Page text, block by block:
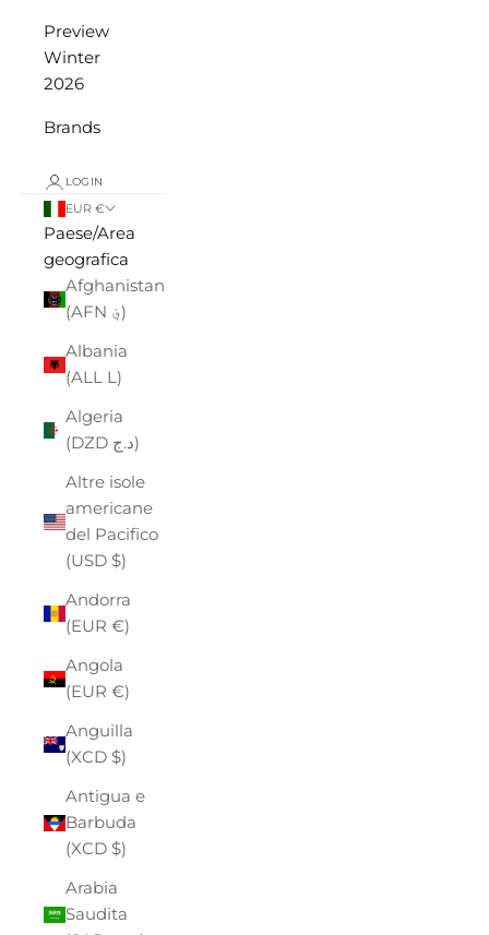
Preview
Winter
2026
Brands
LOGIN
EUR €
Paese/Area
geografica
Afghanistan
(AFN ؋)
Albania
(ALL L)
Algeria
(DZD د.ج)
Altre isole
americane
del Pacifico
(USD $)
Andorra
(EUR €)
Angola
(EUR €)
Anguilla
(XCD $)
Antigua e
Barbuda
(XCD $)
Arabia
Saudita